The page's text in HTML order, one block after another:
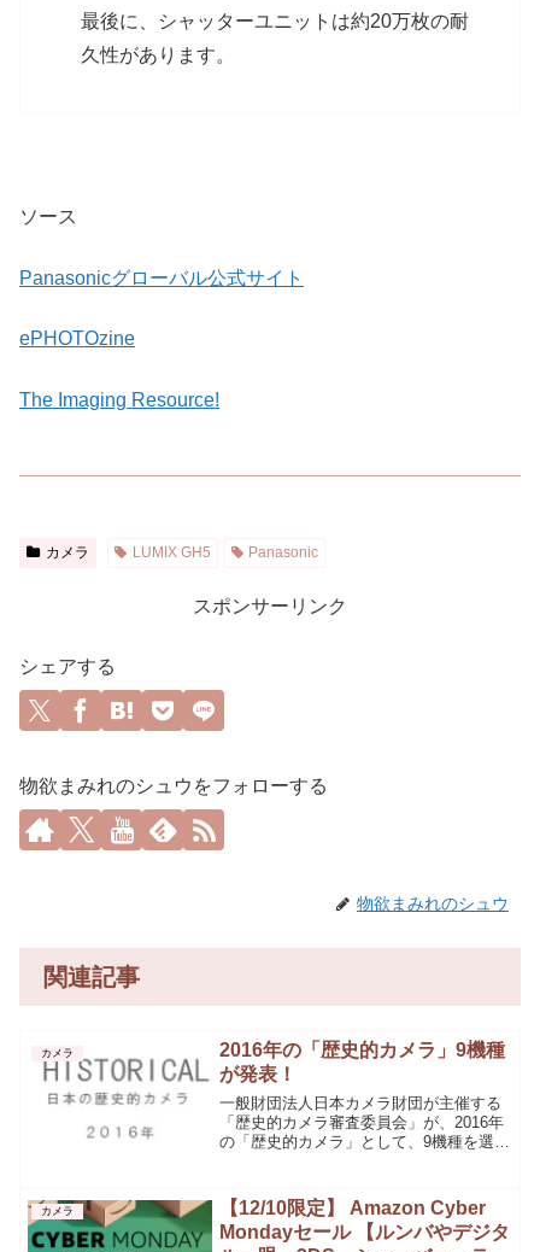
最後に、シャッターユニットは約20万枚の耐
久性があります。
ソース
Panasonicグローバル公式サイト
ePHOTOzine
The Imaging Resource!
カメラ LUMIX GH5 Panasonic
スポンサーリンク
シェアする
物欲まみれのシュウをフォローする
物欲まみれのシュウ
関連記事
カメラ
2016年の「歴史的カメラ」9機種
が発表！
一般財団法人日本カメラ財団が主催する
「歴史的カメラ審査委員会」が、2016年
の「歴史的カメラ」として、9機種を選定
RX1R II世界で初めて液晶で光学ローパス
フィルター効...
カメラ
【12/10限定】 Amazon Cyber
Mondayセール 【ルンバやデジタ